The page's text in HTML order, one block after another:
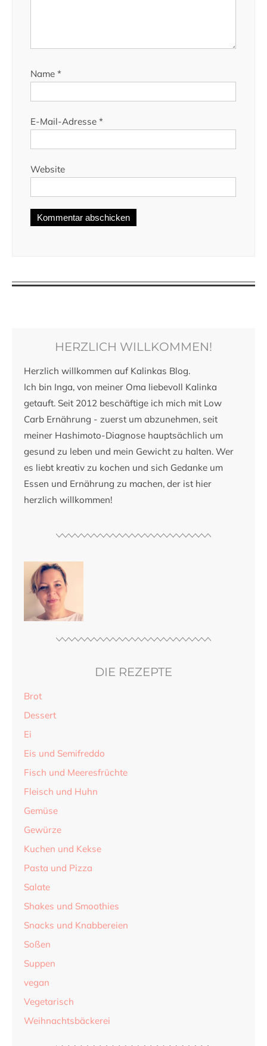
Name *
E-Mail-Adresse *
Website
HERZLICH WILLKOMMEN!
Herzlich willkommen auf Kalinkas Blog.
Ich bin Inga, von meiner Oma liebevoll Kalinka
getauft. Seit 2012 beschäftige ich mich mit Low
Carb Ernährung - zuerst um abzunehmen, seit
meiner Hashimoto-Diagnose hauptsächlich um
gesund zu leben und mein Gewicht zu halten. Wer
es liebt kreativ zu kochen und sich Gedanke um
Essen und Ernährung zu machen, der ist hier
herzlich willkommen!
DIE REZEPTE
Brot
Dessert
Ei
Eis und Semifreddo
Fisch und Meeresfrüchte
Fleisch und Huhn
Gemüse
Gewürze
Kuchen und Kekse
Pasta und Pizza
Salate
Shakes und Smoothies
Snacks und Knabbereien
Soßen
Suppen
vegan
Vegetarisch
Weihnachtsbäckerei